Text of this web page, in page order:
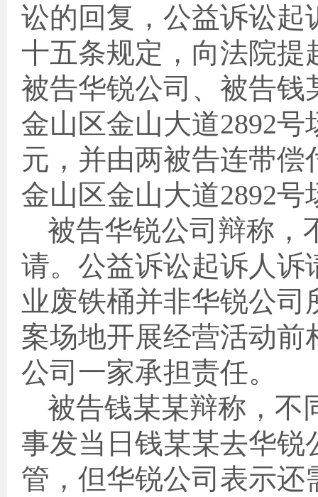
讼的回复，公益诉讼起
十五条规定，向法院提
被告华锐公司、被告钱
金山区金山大道2892号
元，并由两被告连带偿
金山区金山大道2892号
被告华锐公司辩称，
请。公益诉讼起诉人诉
业废铁桶并非华锐公
案场地开展经营活动
公司一家承担责任。
被告钱某某辩称，不
事发当日钱某某去华锐
管，但华锐公司表示